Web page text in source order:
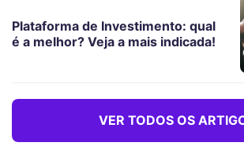
Plataforma de Investimento: qual
é a melhor? Veja a mais indicada!
VER TODOS OS